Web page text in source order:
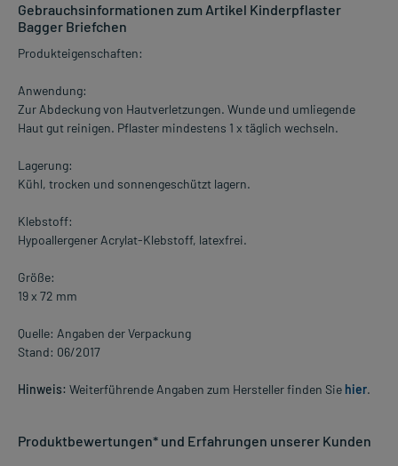
Gebrauchsinformationen zum Artikel Kinderpflaster
Bagger Briefchen
Produkteigenschaften:
Anwendung:
Zur Abdeckung von Hautverletzungen. Wunde und umliegende
Haut gut reinigen. Pflaster mindestens 1 x täglich wechseln.
Lagerung:
Kühl, trocken und sonnengeschützt lagern.
Klebstoff:
Hypoallergener Acrylat-Klebstoff, latexfrei.
Größe:
19 x 72 mm
Quelle: Angaben der Verpackung
Stand: 06/2017
Hinweis: Weiterführende Angaben zum Hersteller finden Sie hier.
Produktbewertungen* und Erfahrungen unserer Kunden